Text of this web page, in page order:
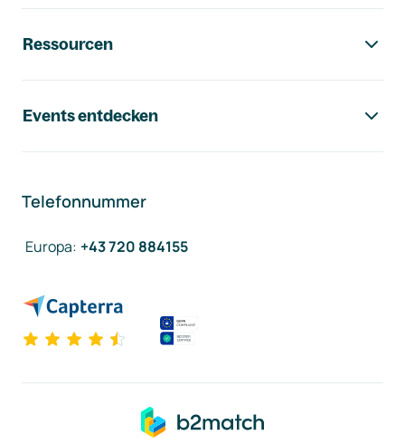
Ressourcen
Events entdecken
Telefonnummer
Europa: +43 720 884155